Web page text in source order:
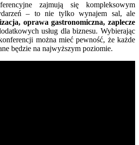
zajmują się kompleksowym
– to nie tylko wynajem sal, ale
oprawa gastronomiczna, zaplecze
usług dla biznesu. Wybierając
można mieć pewność, że każde
będzie na najwyższym poziomie.